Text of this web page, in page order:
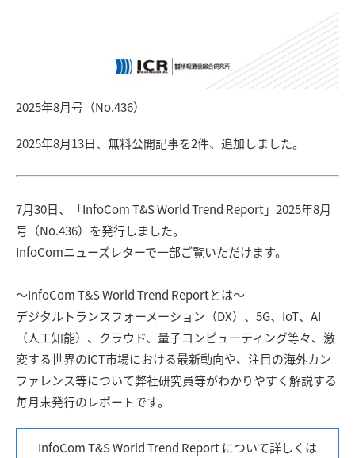
2025年8月号（No.436）
2025年8月13日、無料公開記事を2件、追加しました。
7月30日、「InfoCom T&S World Trend Report」2025年8月
号（No.436）を発行しました。
InfoComニューズレターで一部ご覧いただけます。
〜InfoCom T&S World Trend Reportとは〜
デジタルトランスフォーメーション（DX）、5G、IoT、AI
（人工知能）、クラウド、量子コンピューティング等々、激
変する世界のICT市場における最新動向や、注目の海外カン
ファレンス等について弊社研究員等がわかりやすく解説する
毎月末発行のレポートです。
InfoCom T&S World Trend Report について詳しくは